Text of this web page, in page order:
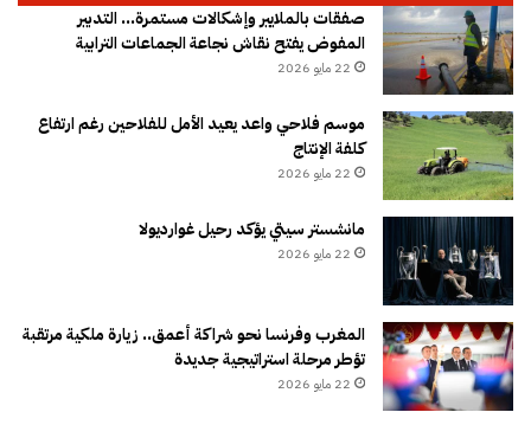
صفقات بالملايير وإشكالات مستمرة… التدبير
المفوض يفتح نقاش نجاعة الجماعات الترابية
22 مايو 2026
موسم فلاحي واعد يعيد الأمل للفلاحين رغم ارتفاع
كلفة الإنتاج
22 مايو 2026
مانشستر سيتي يؤكد رحيل غوارديولا
22 مايو 2026
المغرب وفرنسا نحو شراكة أعمق.. زيارة ملكية مرتقبة
تؤطر مرحلة استراتيجية جديدة
22 مايو 2026